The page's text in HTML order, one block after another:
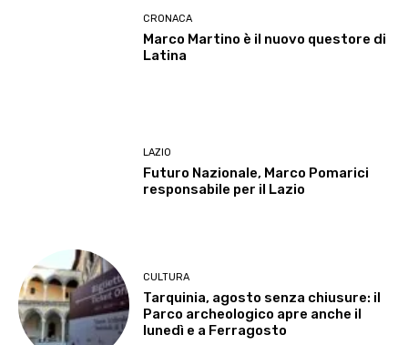
CRONACA
Marco Martino è il nuovo questore di
Latina
LAZIO
Futuro Nazionale, Marco Pomarici
responsabile per il Lazio
CULTURA
Tarquinia, agosto senza chiusure: il
Parco archeologico apre anche il
lunedì e a Ferragosto